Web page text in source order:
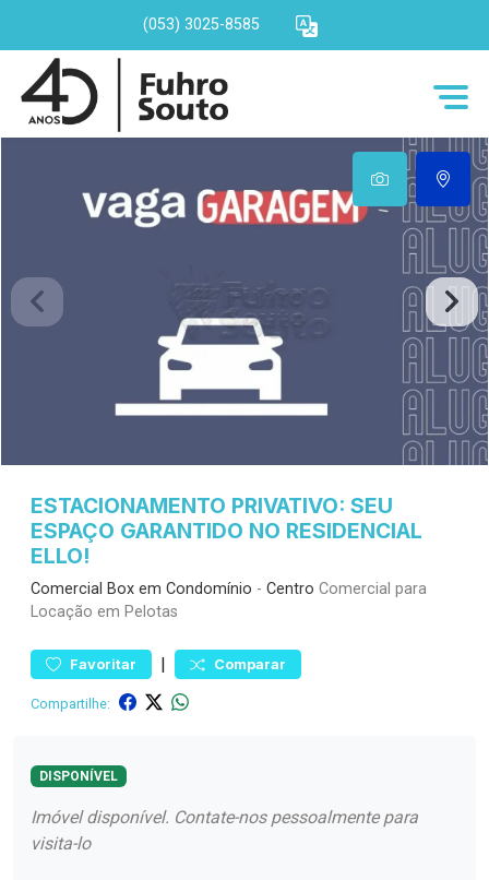
(053) 3025-8585
ESTACIONAMENTO PRIVATIVO: SEU
ESPAÇO GARANTIDO NO RESIDENCIAL
ELLO!
Comercial Box em Condomínio - Centro Comercial para
Locação em Pelotas
Favoritar | Comparar
Compartilhe:
DISPONÍVEL
Imóvel disponível. Contate-nos pessoalmente para
visita-lo